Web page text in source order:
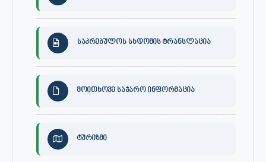
საკრებულოს სხდომის ტრანსლაცია
მოითხოვე საჯარო ინფორმაცია
ტურიზმი